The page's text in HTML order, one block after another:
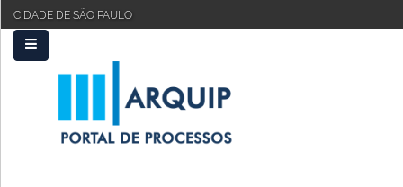
CIDADE DE SÃO PAULO
PRINCIPAL
FAQ